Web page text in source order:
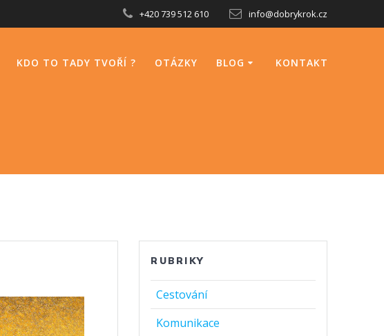
+420 739 512 610 info@dobrykrok.cz
KDO TO TADY TVOŘÍ ? OTÁZKY BLOG KONTAKT
RUBRIKY
Cestování
Komunikace